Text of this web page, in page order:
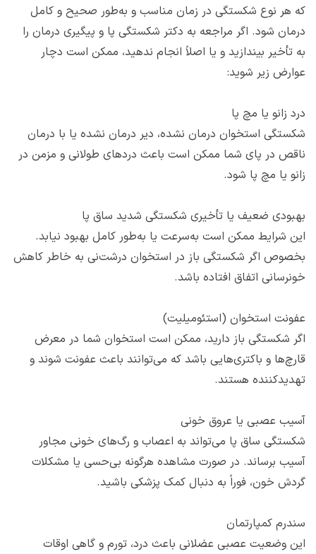
که هر نوع شکستگی در زمان مناسب و به‌طور صحیح و کامل
درمان شود. اگر مراجعه به دکتر شکستگی پا و پیگیری درمان را
به تأخیر بیندازید و یا اصلاً انجام ندهید، ممکن است دچار
عوارض زیر شوید:
درد زانو یا مچ پا
شکستگی استخوان درمان نشده، دیر درمان نشده یا با درمان
ناقص در پای شما ممکن است باعث دردهای طولانی و مزمن در
زانو یا مچ پا شود.
بهبودی ضعیف یا تأخیری شکستگی شدید ساق پا
این شرایط ممکن است به‌سرعت یا به‌طور کامل بهبود نیابد.
بخصوص اگر شکستگی باز در استخوان درشت‌نی به خاطر کاهش
خونرسانی اتفاق افتاده باشد.
عفونت استخوان (استئومیلیت)
اگر شکستگی باز دارید، ممکن است استخوان شما در معرض
قارچ‌ها و باکتری‌هایی باشد که می‌توانند باعث عفونت شوند و
تهدیدکننده هستند.
آسیب عصبی یا عروق خونی
شکستگی ساق پا می‌تواند به اعصاب و رگ‌های خونی مجاور
آسیب برساند. در صورت مشاهده هرگونه بی‌حسی یا مشکلات
گردش خون، فوراً به دنبال کمک پزشکی باشید.
سندرم کمپارتمان
این وضعیت عصبی عضلانی باعث درد، تورم و گاهی اوقات